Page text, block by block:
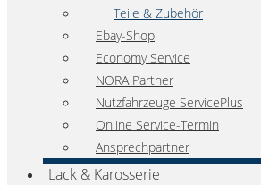
Teile & Zubehör
Ebay-Shop
Economy Service
NORA Partner
Nutzfahrzeuge ServicePlus
Online Service-Termin
Ansprechpartner
Lack & Karosserie